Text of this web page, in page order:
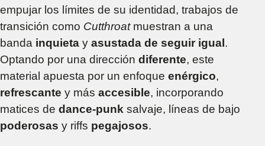
empujar los límites de su identidad, trabajos de
transición como Cutthroatmuestran a una
banda inquieta y asustada de seguir igual .
Optando por una dirección diferente, este
material apuesta por un enfoque enérgico,
refrescante y más accesible, incorporando
matices de dance-punk salvaje, líneas de bajo
poderosas y riffs pegajosos.